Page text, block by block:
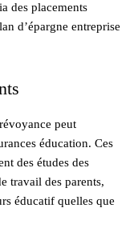
des placements
d’épargne entreprise
peut
éducation. Ces
des études des
travail des parents,
éducatif quelles que